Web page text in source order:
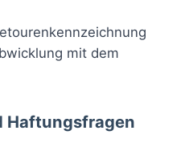
mit dem
Haftungsfragen